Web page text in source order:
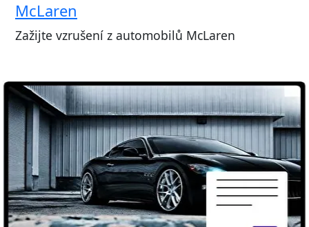
McLaren
Zažijte vzrušení z automobilů McLaren